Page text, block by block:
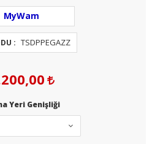
MyWam
: TSDPPEGAZZ
Yeri Genişliği